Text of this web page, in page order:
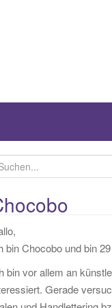
bin Chocobo und bin
bin vor allem an
Gerade